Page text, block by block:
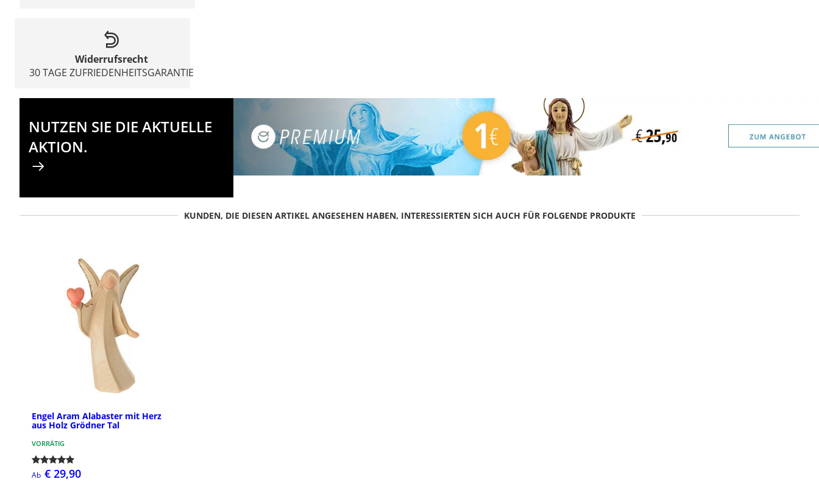
Widerrufsrecht
30 TAGE ZUFRIEDENHEITSGARANTIE
NUTZEN SIE DIE AKTUELLE
AKTION.
KUNDEN, DIE DIESEN ARTIKEL ANGESEHEN HABEN, INTERESSIERTEN SICH AUCH FÜR FOLGENDE PRODUKTE
Engel Aram Alabaster mit Herz
aus Holz Grödner Tal
VORRÄTIG
Ab € 29,90